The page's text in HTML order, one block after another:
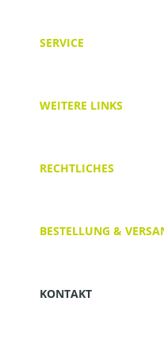
SERVICE
WEITERE LINKS
RECHTLICHES
BESTELLUNG &
KONTAKT